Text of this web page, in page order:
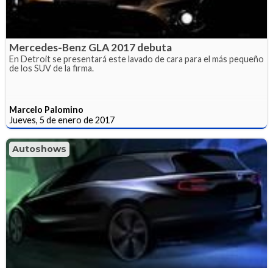
Mercedes-Benz GLA 2017 debuta
En Detroit se presentará este lavado de cara para el más pequeño
de los SUV de la firma.
Marcelo Palomino
Jueves, 5 de enero de 2017
Autoshows